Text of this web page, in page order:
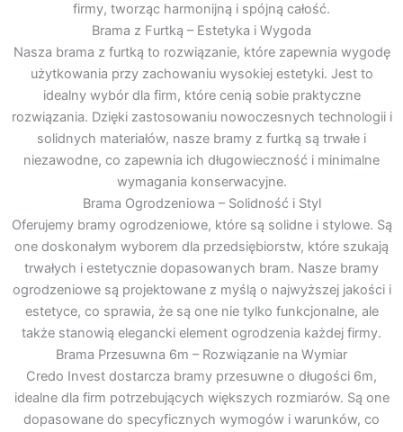
firmy, tworząc harmonijną i spójną całość.
Brama z Furtką – Estetyka i Wygoda
Nasza brama z furtką to rozwiązanie, które zapewnia wygodę
użytkowania przy zachowaniu wysokiej estetyki. Jest to
idealny wybór dla firm, które cenią sobie praktyczne
rozwiązania. Dzięki zastosowaniu nowoczesnych technologii i
solidnych materiałów, nasze bramy z furtką są trwałe i
niezawodne, co zapewnia ich długowieczność i minimalne
wymagania konserwacyjne.
Brama Ogrodzeniowa – Solidność i Styl
Oferujemy bramy ogrodzeniowe, które są solidne i stylowe. Są
one doskonałym wyborem dla przedsiębiorstw, które szukają
trwałych i estetycznie dopasowanych bram. Nasze bramy
ogrodzeniowe są projektowane z myślą o najwyższej jakości i
estetyce, co sprawia, że są one nie tylko funkcjonalne, ale
także stanowią elegancki element ogrodzenia każdej firmy.
Brama Przesuwna 6m – Rozwiązanie na Wymiar
Credo Invest dostarcza bramy przesuwne o długości 6m,
idealne dla firm potrzebujących większych rozmiarów. Są one
dopasowane do specyficznych wymogów i warunków, co